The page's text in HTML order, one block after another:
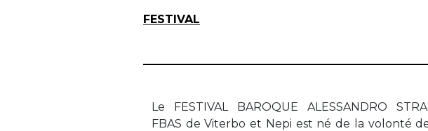
FESTIVAL
Le FESTIVAL BAROQUE ALESSANDRO
FBAS de Viterbo et Nepi est né de la volonté